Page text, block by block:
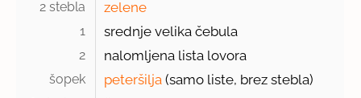
2 stebla zelene
1 srednje velika čebula
2 nalomljena lista lovora
šopek peteršilja (samo liste, brez stebla)